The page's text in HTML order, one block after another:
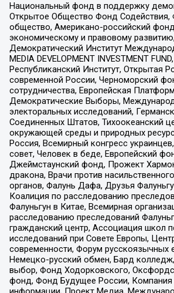
Национальный фонд в поддержку
Открытое Общество Фонд Содействия,
общество, Американо-российский
экономическому и правовому
Демократический Институт
MEDIA DEVELOPMENT INVESTMENT
Республиканский Институт, Открытая
современной России, Черноморский
сотрудничества, Европейская
Демократические Выборы,
электоральных исследований,
Соединенных Штатов, Тихоокеанский
окружающей среды и природных
Россия, Всемирный конгресс
совет, Человек в беде, Европейский
Джеймстаунский фонд, Прожект
дракона, Врачи против
органов, Фалунь Дафа, Друзья
Коалиция по расследованию
Фалуньгун в Китае, Всемирная
расследованию преследований
гражданский центр, Ассоциация школ
исследований при Совете Европы,
современности, Форум русскоязычных
Немецко-русский обмен, Бард
выбор, Фонд Ходорковского,
фонд, Фонд Будущее России,